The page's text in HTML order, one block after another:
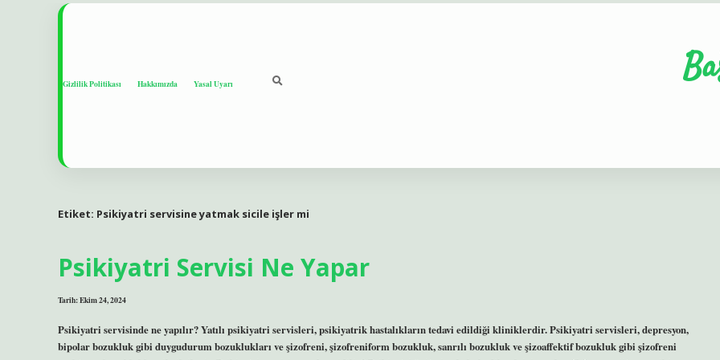
Gizlilik Politikası Hakkımızda Yasal Uyarı
Etiket: Psikiyatri servisine yatmak sicile işler mi
Psikiyatri Servisi Ne Yapar
Tarih: Ekim 24, 2024
Psikiyatri servisinde ne yapılır? Yatılı psikiyatri servisleri, psikiyatrik hastalıkların tedavi edildiği kliniklerdir. Psikiyatri servisleri, depresyon,
bipolar bozukluk gibi duygudurum bozuklukları ve şizofreni, şizofreniform bozukluk, sanrılı bozukluk ve şizoaffektif bozukluk gibi şizofreni